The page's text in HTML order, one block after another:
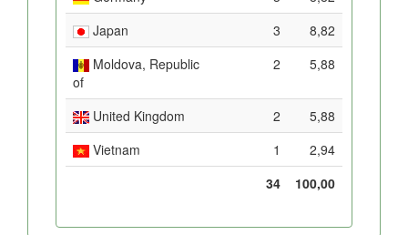
Japan
3
8,82
Moldova, Republic
of
2 5,88
United Kingdom 2
5,88
Vietnam
1
2,94
34
100,00